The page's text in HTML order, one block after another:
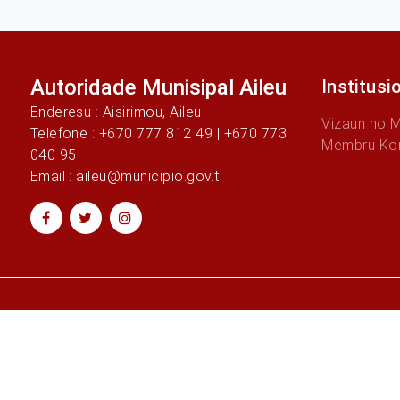
Autoridade Munisipal Aileu
Enderesu : Aisirimou, Aileu
Telefone : +670 777 812 49 | +670 773
040 95
Email : aileu@municipio.gov.tl
Vizaun no
Membru